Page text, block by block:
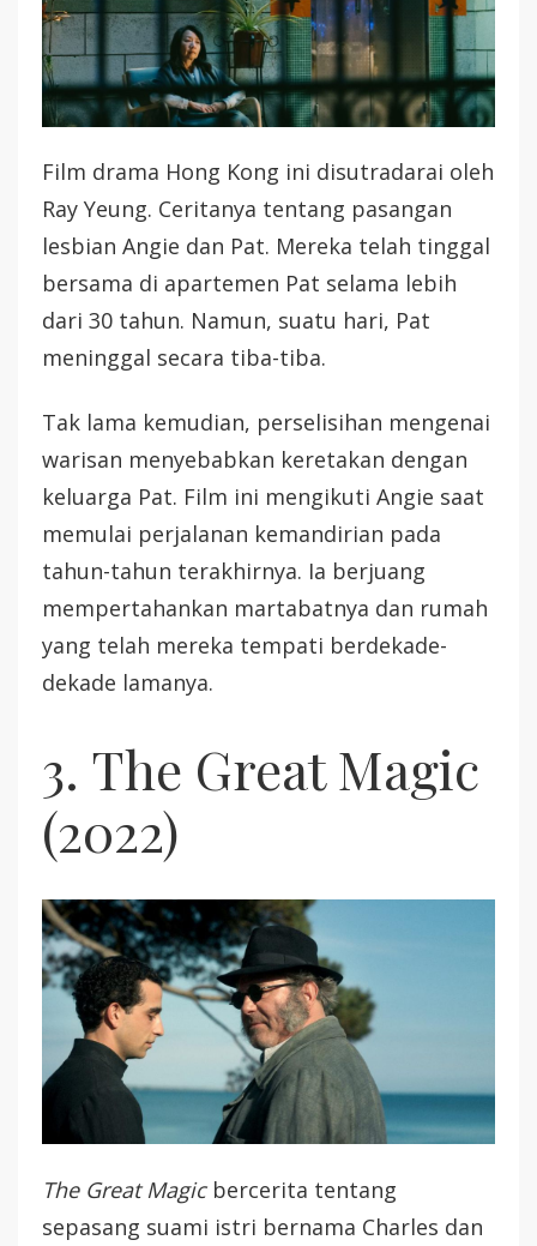
Film drama Hong Kong ini disutradarai oleh
Ray Yeung. Ceritanya tentang pasangan
lesbian Angie dan Pat. Mereka telah tinggal
bersama di apartemen Pat selama lebih
dari 30 tahun. Namun, suatu hari, Pat
meninggal secara tiba-tiba.
Tak lama kemudian, perselisihan mengenai
warisan menyebabkan keretakan dengan
keluarga Pat. Film ini mengikuti Angie saat
memulai perjalanan kemandirian pada
tahun-tahun terakhirnya. Ia berjuang
mempertahankan martabatnya dan rumah
yang telah mereka tempati berdekade-
dekade lamanya.
3. The Great Magic
(2022)
The Great Magicbercerita tentang
sepasang suami istri bernama Charles dan